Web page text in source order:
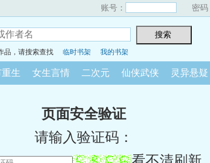
账号： 密码
品，请搜索查找 临时书架 我的书架
生 女生言情 二次元 仙侠武侠 灵异悬疑
页面安全验证
请输入验证码：